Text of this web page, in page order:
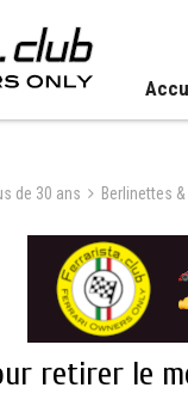
de 30 ans Berlinettes
retirer le